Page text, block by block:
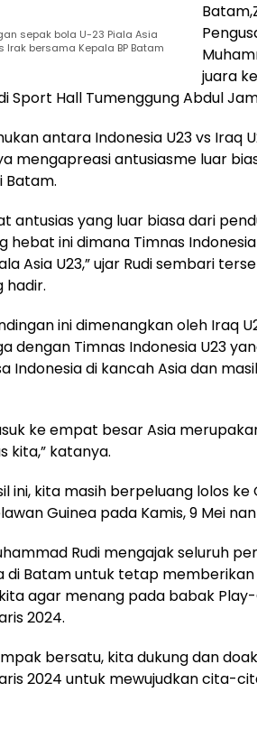
sepak bola U-23 Piala Asia
Irak bersama Kepala BP Batam
juara
Sport Hall Tumenggung Abdul
antara Indonesia U23 vs Iraq
mengapreasi antusiasme luar
Batam.
antusias yang luar biasa dari
hebat ini dimana Timnas
Asia U23,” ujar Rudi sembari
hadir.
ini dimenangkan oleh Iraq
dengan Timnas Indonesia U23
Indonesia di kancah Asia dan
ke empat besar Asia
kita,” katanya.
ini, kita masih berpeluang lolos
Guinea pada Kamis, 9 Mei
Rudi mengajak seluruh
di Batam untuk tetap
agar menang pada babak
2024.
bersatu, kita dukung dan
2024 untuk mewujudkan cita-